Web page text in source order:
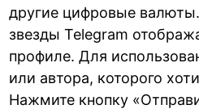
другие цифровые
звезды Telegram
профиле. Для
или автора, которого
Нажмите кнопку